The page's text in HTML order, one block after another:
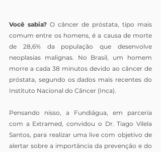
Você sabia? O câncer de próstata, tipo mais
comum entre os homens, é a causa de morte
de 28,6% da população que desenvolve
neoplasias malignas. No Brasil, um homem
morre a cada 38 minutos devido ao câncer de
próstata, segundo os dados mais recentes do
Instituto Nacional do Câncer (Inca).
Pensando nisso, a Fundiágua, em parceria
com a Extramed, convidou o Dr. Tiago Vilela
Santos, para realizar uma live com objetivo de
alertar sobre a importância da prevenção e do